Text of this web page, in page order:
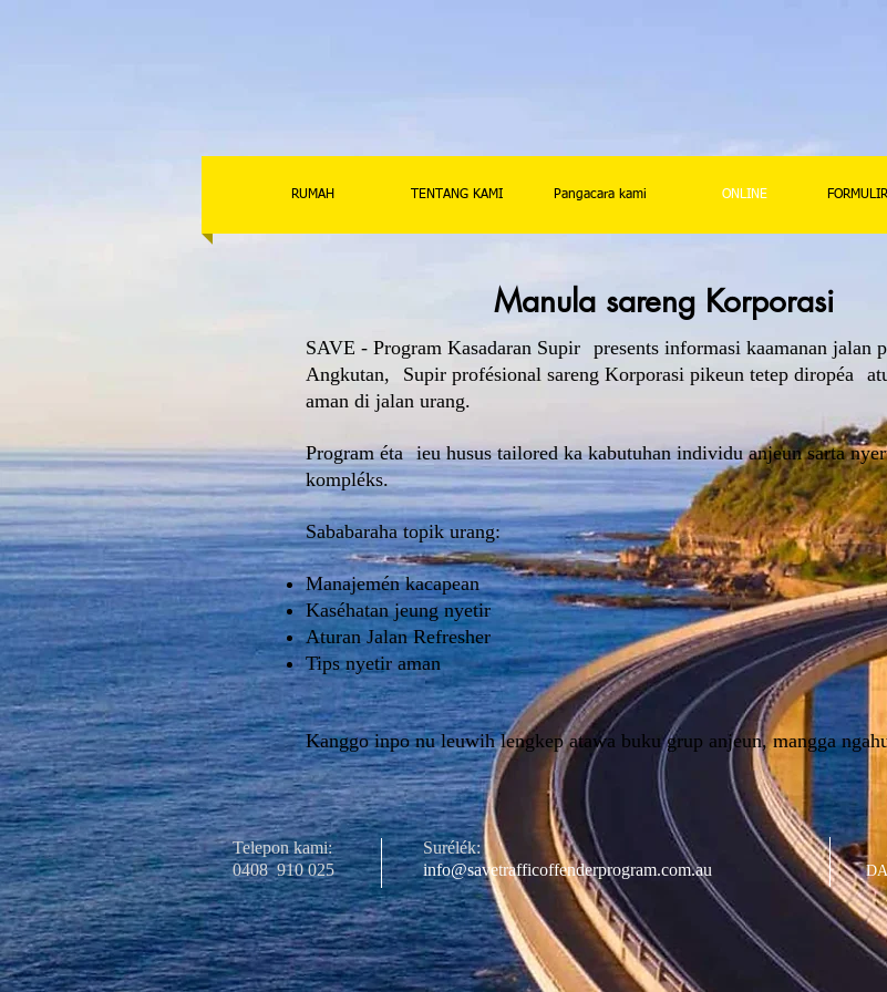
RUMAH TENTANG KAMI Pangacara kami ONLINE
Manula sareng Korporasi
SAVE - Program Kasadaran Supir presents informasi kaamanan jalan
Angkutan,
Supir profésional sareng Korporasi pikeun tetep diropéa
aman di jalan urang.
Program éta ieu husus tailored ka kabutuhan individu anjeun sarta
kompléks.
Sababaraha topik urang:
Manajemén kacapean
Kaséhatan jeung nyetir
Aturan Jalan Refresher
Tips nyetir aman
Kanggo inpo nu leuwih lengkep atawa buku grup anjeun, mangga
Telepon kami:
0408 910 025
Surélék:
info@savetrafficoffenderprogram.com.au